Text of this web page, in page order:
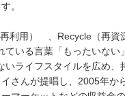
。
利用） 、Recycle（再資
いる言葉「もったいない
いライフスタイルを広め、
さんが提唱し、2005年か